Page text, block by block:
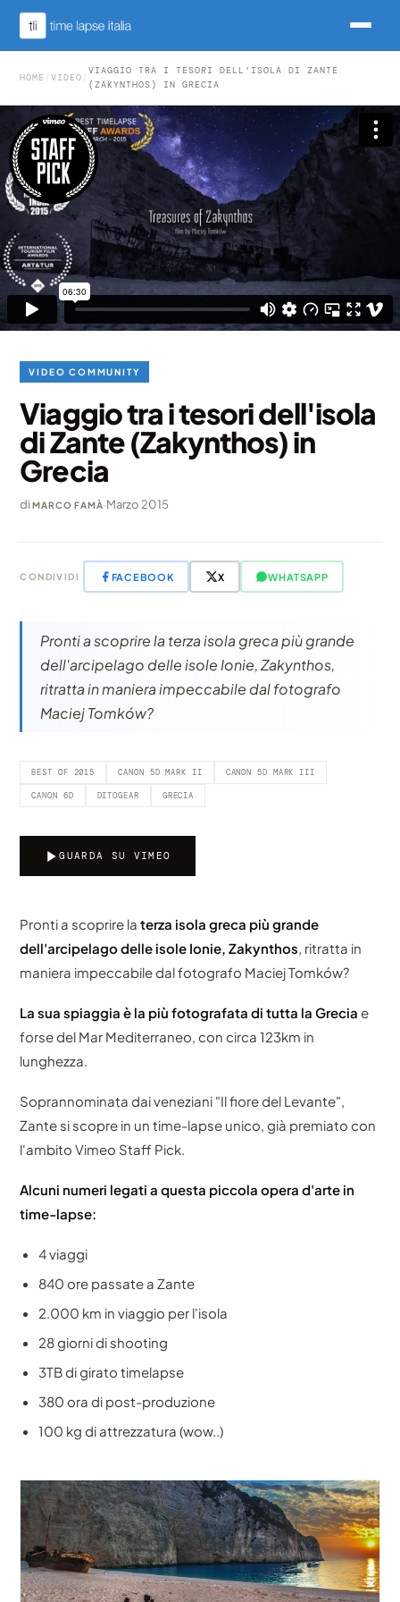
HOME /VIDEO /
VIAGGIO TRA I TESORI DELL'ISOLA DI ZANTE
(ZAKYNTHOS) IN GRECIA
VIDEO COMMUNITY
Viaggio tra i tesori dell'isola
di Zante (Zakynthos) in
Grecia
diMARCO FAMÀ·Marzo 2015
CONDIVIDI FACEBOOK X WHATSAPP
Pronti a scoprire la terza isola greca più grande
dell'arcipelago delle isole Ionie, Zakynthos,
ritratta in maniera impeccabile dal fotografo
Maciej Tomków?
BEST OF 2015 CANON 5D MARK II CANON 5D MARK III
CANON 6D DITOGEAR GRECIA
GUARDA SU VIMEO
Pronti a scoprire laterza isola greca più grande
dell'arcipelago delle isole Ionie, Zakynthos, ritratta in
maniera impeccabile dal fotografo Maciej Tomków?
La sua spiaggia è la più fotografata di tutta la Grecia e
forse del Mar Mediterraneo, con circa 123km in
lunghezza.
Soprannominata dai veneziani "Il fiore del Levante",
Zante si scopre in un time-lapse unico, già premiato con
l'ambito Vimeo Staff Pick.
Alcuni numeri legati a questa piccola opera d'arte in
time-lapse:
4 viaggi
840 ore passate a Zante
2.000 km in viaggio per l'isola
28 giorni di shooting
3TB di girato timelapse
380 ora di post-produzione
100 kg di attrezzatura (wow..)